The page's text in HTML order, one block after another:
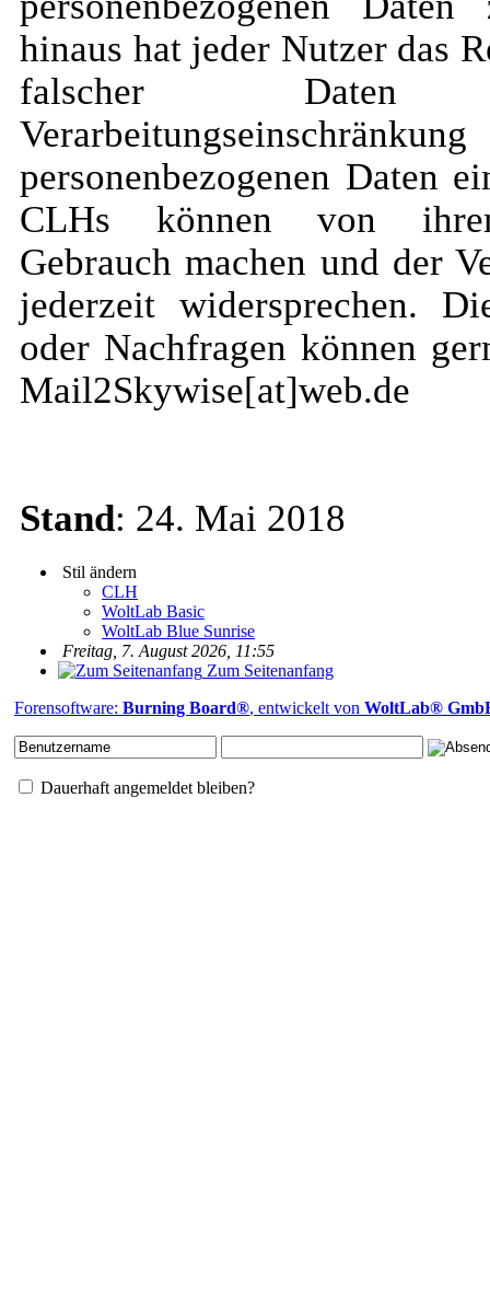
hinaus hat jeder Nutzer das
falscher
personenbezogenen Daten
CLHs können von
Gebrauch machen und der
jederzeit widersprechen.
oder Nachfragen können
Mail2Skywise[at]web.de
Stand: 24. Mai 2018
Stil ändern
CLH
WoltLab Basic
WoltLab Blue Sunrise
Freitag, 7. August 2026, 11:55
Zum Seitenanfang
Forensoftware: Burning Board®, entwickelt von WoltLab®
Dauerhaft angemeldet bleiben?